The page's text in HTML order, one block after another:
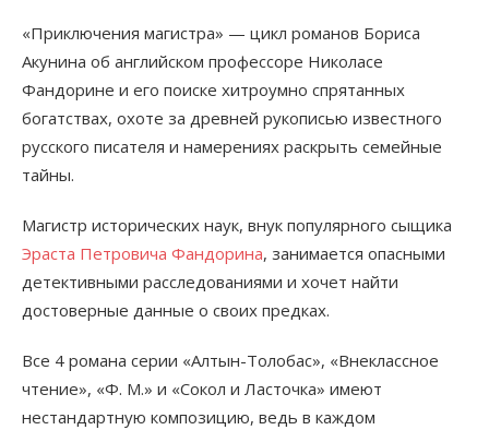
«Приключения магистра» — цикл романов Бориса
Акунина об английском профессоре Николасе
Фандорине и его поиске хитроумно спрятанных
богатствах, охоте за древней рукописью известного
русского писателя и намерениях раскрыть семейные
тайны.
Магистр исторических наук, внук популярного сыщика
Эраста Петровича Фандорина, занимается опасными
детективными расследованиями и хочет найти
достоверные данные о своих предках.
Все 4 романа серии «Алтын-Толобас», «Внеклассное
чтение», «Ф. М.» и «Сокол и Ласточка» имеют
нестандартную композицию, ведь в каждом